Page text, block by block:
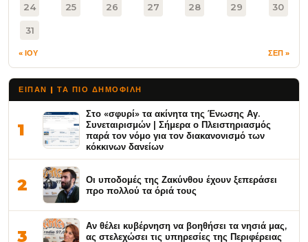
24 25 26 27 28 29 30
31
« ΙΟΥ ΣΕΠ »
ΕΙΠΑΝ | ΤΑ ΠΙΟ ΔΗΜΟΦΙΛΉ
1
Στο «σφυρί» τα ακίνητα της Ένωσης Αγ.
Συνεταιρισμών | Σήμερα ο Πλειστηριασμός
παρά τον νόμο για τον διακανονισμό των
κόκκινων δανείων
2
Οι υποδομές της Ζακύνθου έχουν ξεπεράσει
προ πολλού τα όριά τους
3
Αν θέλει κυβέρνηση να βοηθήσει τα νησιά μας,
ας στελεχώσει τις υπηρεσίες της Περιφέρειας